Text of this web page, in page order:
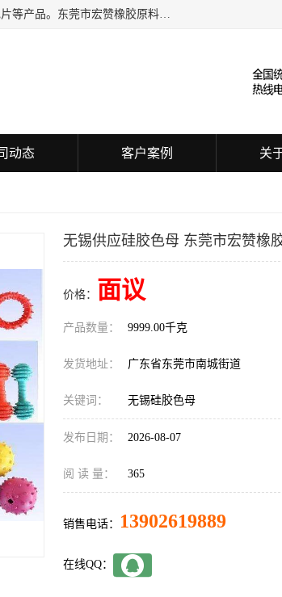
东莞市宏赞橡胶原料有限公司批量供应：橡胶色胶、橡胶色母、橡胶色母胶、橡胶颜料、橡胶色片等产品。东莞市宏赞橡胶原料有限公司经营已经十五年的历史，目前的客户群广达东南亚各国，也是目前橡胶制造密集度高的中国大陆橡胶制品工厂使用多，市场占有率高的色胶专业生产工厂。
动态 客户案例 关
无锡供应硅胶色母 东莞市宏赞橡
价格： 面议
产品数量： 9999.00千克
发货地址： 广东省东莞市南城街道
关键词： 无锡硅胶色母
发布日期： 2026-08-07
阅 读 量： 365
销售电话： 13902619889
在线QQ：